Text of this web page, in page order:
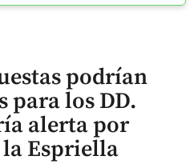
podrían
para los DD.
alerta por
la Espriella